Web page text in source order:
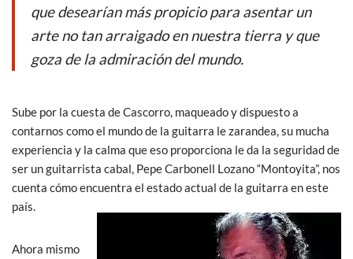
que desearían más propicio para asentar un
arte no tan arraigado en nuestra tierra y que
goza de la admiración del mundo.
Sube por la cuesta de Cascorro, maqueado y dispuesto a
contarnos como el mundo de la guitarra le zarandea, su mucha
experiencia y la calma que eso proporciona le da la seguridad de
ser un guitarrista cabal, Pepe Carbonell Lozano “Montoyita”, nos
cuenta cómo encuentra el estado actual de la guitarra en este
país.
Ahora mismo